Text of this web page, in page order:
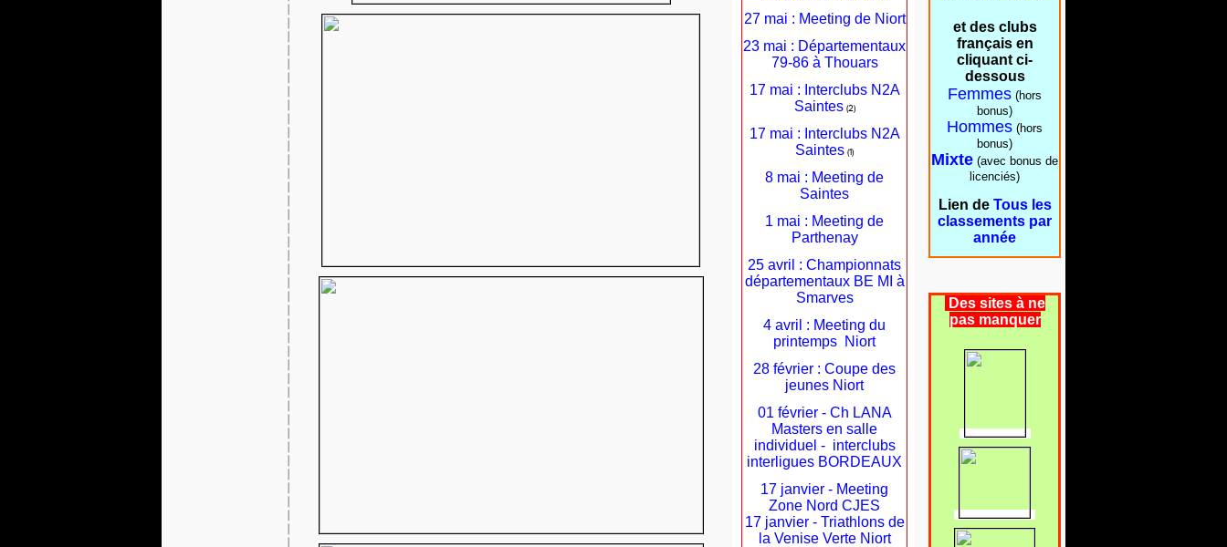
27 mai : Meeting de Niort
23 mai : Départementaux
79-86 à Thouars
17 mai : Interclubs N2A
Saintes(2)
17 mai : Interclubs N2A
Saintes (1)
8 mai : Meeting de
Saintes
1 mai : Meeting de
Parthenay
25 avril : Championnats
départementaux BE MI à
Smarves
4 avril : Meeting du
printemps Niort
28 février : Coupe des
jeunes Niort
01 février - Ch LANA
Masters en salle
individuel - interclubs
interligues BORDEAUX
17 janvier - Meeting
Zone Nord CJES
17 janvier - Triathlons de
la Venise Verte Niort
et des clubs
français en
cliquant ci-
dessous
Femmes (hors
bonus)
Hommes (hors
bonus)
Mixte (avec bonus de
licenciés)
Lien de Tous les
classements par
année
Des sites à ne
pas manquer